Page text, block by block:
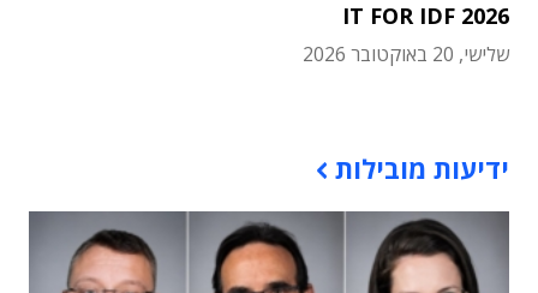
IT FOR IDF 2026
שלישי, 20 באוקטובר 2026
ידיעות מובילות